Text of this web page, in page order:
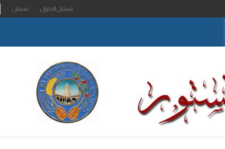
تسجيل الدخول تسجيل